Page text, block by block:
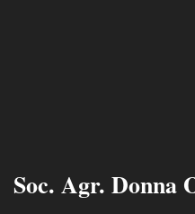
Soc. Agr. Donna